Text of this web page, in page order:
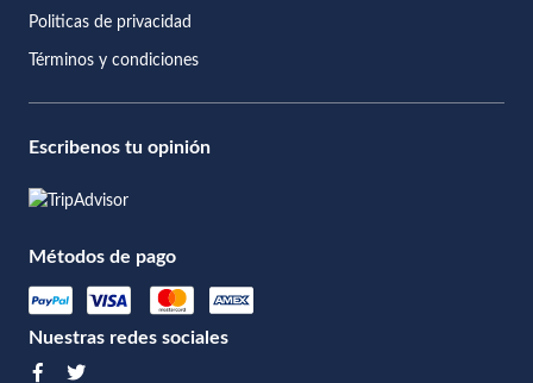
Politicas de privacidad
Términos y condiciones
Escribenos tu opinión
Métodos de pago
Nuestras redes sociales